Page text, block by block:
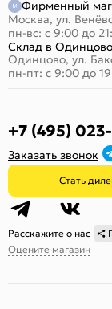
Фирменный
Москва, ул.
пн-вс: с 9:00 до
Склад в Одинцово
Одинцово, ул.
пн-пт: с 9:00 до
+7 (495)
Заказать звонок
Стать
Расскажите о нас
Оцените магазин